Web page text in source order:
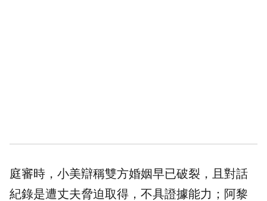
庭審時，小美辯稱雙方婚姻早已破裂，且對話
紀錄是遭丈夫脅迫取得，不具證據能力；阿黎